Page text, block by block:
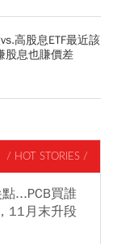
高股息ETF最近該
股息也賺價差
/ HOT STORIES /
...PCB買誰
11月末升段